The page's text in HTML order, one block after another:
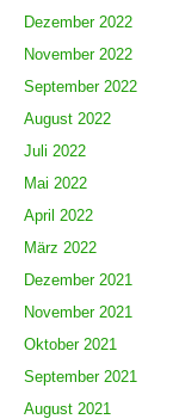
Dezember 2022
November 2022
September 2022
August 2022
Juli 2022
Mai 2022
April 2022
März 2022
Dezember 2021
November 2021
Oktober 2021
September 2021
August 2021